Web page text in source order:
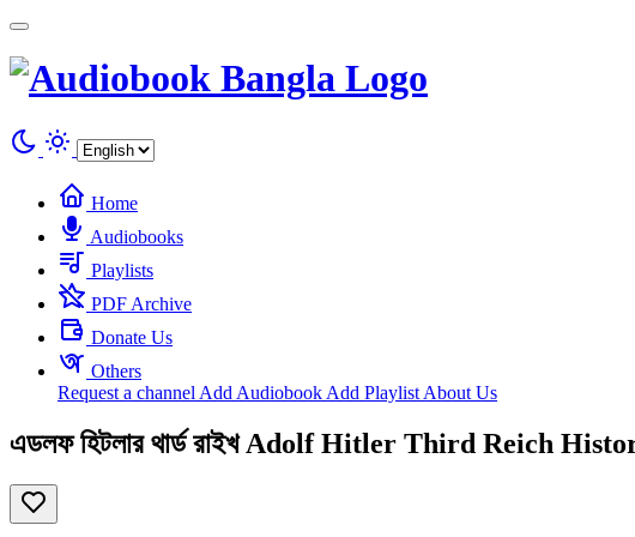
Home
Audiobooks
Playlists
PDF Archive
Donate Us
Others
Request a channel Add Audiobook Add Playlist About Us
এডলফ হিটলার থার্ড রাইখ Adolf Hitler Third Reich